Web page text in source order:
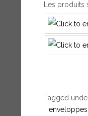
Les
Tagged